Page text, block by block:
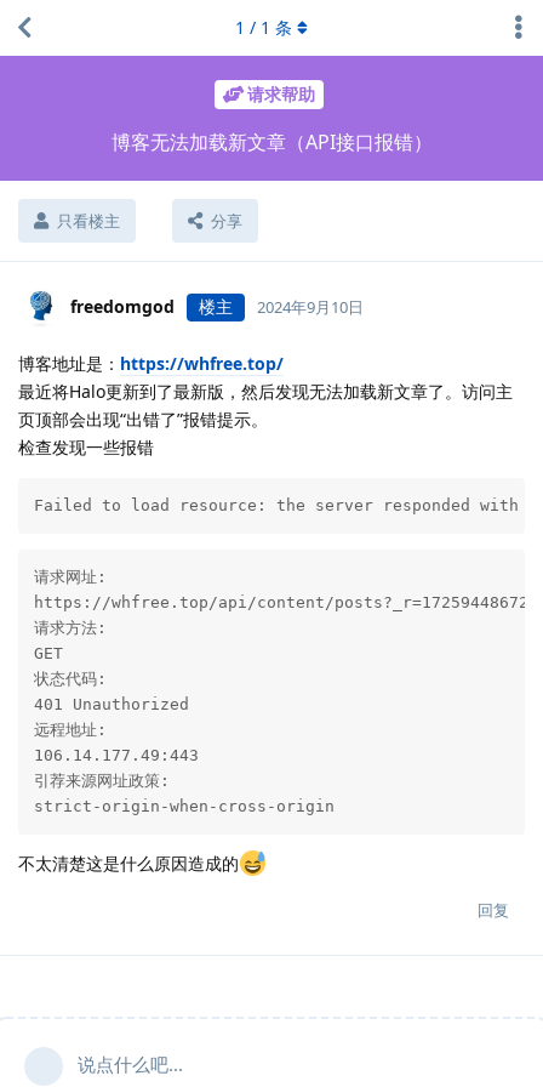
请求帮助
博客无法加载新文章（API接口报错）
只看楼主 分享
1 / 1 条
freedomgod 楼主 2024年9月10日
博客地址是： https://whfree.top/
最近将Halo更新到了最新版，然后发现无法加载新文章了。访问主
页顶部会出现“出错了”报错提示。
检查发现一些报错
Failed to load resource: the server responded with
请求网址:
https://whfree.top/api/content/
请求方法:
GET
状态代码:
401 Unauthorized
远程地址:
106.14.177.49:443
引荐来源网址政策:
strict-origin-when-cross-origin
不太清楚这是什么原因造成的
回复
说点什么吧...